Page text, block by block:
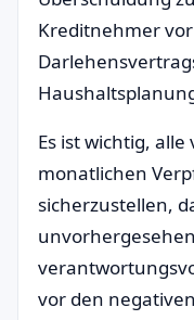
Kreditnehmer
Es ist wichtig,
monatlichen
sicherzustellen,
vor den